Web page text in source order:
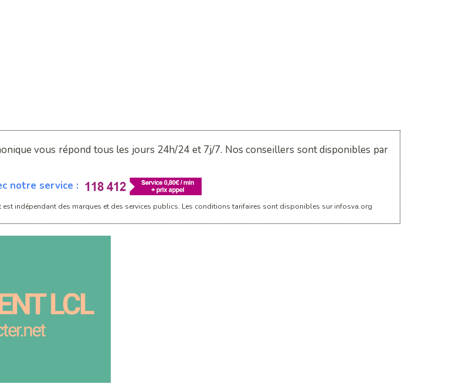
vous répond tous les jours 24h/24 et 7j/7. Nos conseillers sont disponibles par
notre service :
est indépendant des marques et des services publics. Les conditions tarifaires sont disponibles sur infosva.org